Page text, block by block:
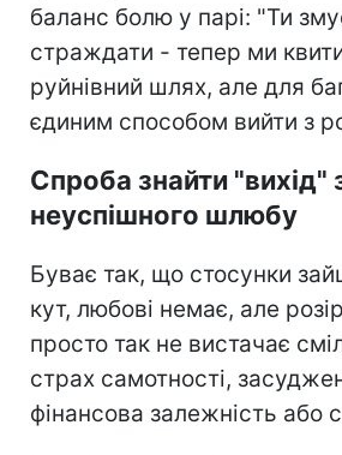
баланс болю у парі: "Ти
страждати - тепер ми
руйнівний шлях, але для
єдиним способом вийти з
Спроба знайти "вихід"
неуспішного шлюбу
Буває так, що стосунки
кут, любові немає, але
просто так не вистачає
страх самотності,
фінансова залежність або